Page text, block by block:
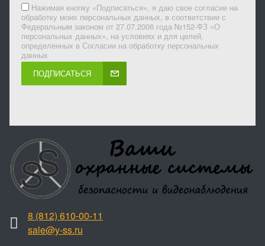
Нажимая кнопку «Подписаться», я даю свое согласие на
обработку моих персональных данных, в соответствии с
Федеральным законом от 27.07.2006 года №152-ФЗ «О
персональных данных», на условиях и для целей,
определенных в Согласии на обработку персональных
данных
ПОДПИСАТЬСЯ
8 (812) 610-00-11
sale@y-ss.ru